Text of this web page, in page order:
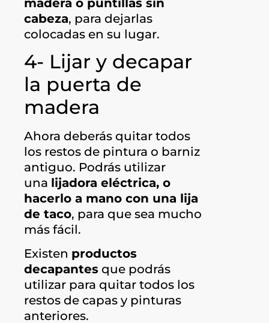
cabeza, para dejarlas
colocadas en su lugar.
4- Lijar y decapar
la puerta de
madera
Ahora deberás quitar todos
los restos de pintura o barniz
antiguo. Podrás utilizar
una lijadora eléctrica, o
hacerlo a mano con una lija
de taco, para que sea mucho
más fácil.
Existen productos
decapantes que podrás
utilizar para quitar todos los
restos de capas y pinturas
anteriores.